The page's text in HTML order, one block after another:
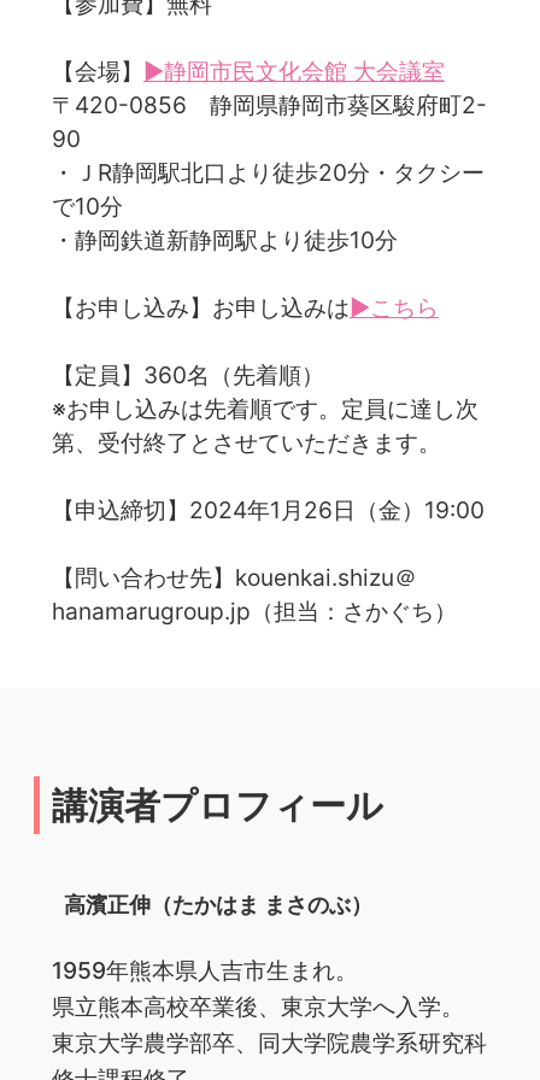
【会場】 ▶静岡市民文化会館 大会議室
〒420-0856 静岡県静岡市葵区駿府町2-
90
・ＪR静岡駅北口より徒歩20分・タクシー
で10分
・静岡鉄道新静岡駅より徒歩10分
【お申し込み】お申し込みは▶こちら
【定員】360名（先着順）
※お申し込みは先着順です。定員に達し次
第、受付終了とさせていただきます。
【申込締切】2024年1月26日（金）19:00
【問い合わせ先】kouenkai.shizu＠
hanamarugroup.jp（担当：さかぐち）
講演者プロフィール
高濱正伸（たかはま まさのぶ）
1959年熊本県人吉市生まれ。
県立熊本高校卒業後、東京大学へ入学。
東京大学農学部卒、同大学院農学系研究科